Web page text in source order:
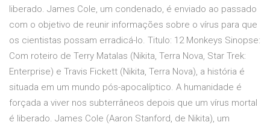
liberado. James Cole, um condenado, é enviado ao passado
com o objetivo de reunir informações sobre o vírus para que
os cientistas possam erradicá-lo. Titulo: 12 Monkeys Sinopse:
Com roteiro de Terry Matalas (Nikita, Terra Nova, Star Trek:
Enterprise) e Travis Fickett (Nikita, Terra Nova), a história é
situada em um mundo pós-apocalíptico. A humanidade é
forçada a viver nos subterrâneos depois que um vírus mortal
é liberado. James Cole (Aaron Stanford, de Nikita), um